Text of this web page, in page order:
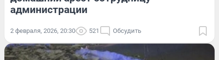
администрации
2 февраля, 2026, 20:30 521 Обсудить